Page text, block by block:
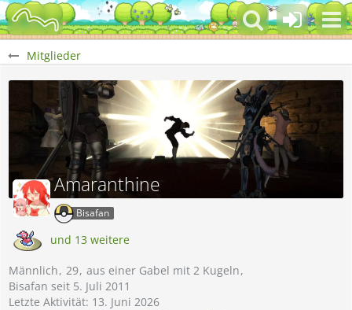
Mitglieder
Amaranthine
Bisafan
und 13 weitere
Männlich 29 aus einer Gabel mit 2 Kugeln
Bisafan seit 5. Juli 2011
Letzte Aktivität: 13. Juni 2026